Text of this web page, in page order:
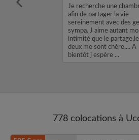
d’une
Je recherche une
afin de partager la vie
sereinement avec des
sympa. J aime autant
intimité que le
deux me sont chère.... A
bientôt j espère ...
778 colocations à